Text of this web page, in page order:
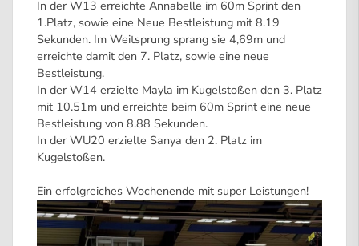
In der W13 erreichte Annabelle im 60m Sprint den
1.Platz, sowie eine Neue Bestleistung mit 8.19
Sekunden. Im Weitsprung sprang sie 4,69m und
erreichte damit den 7. Platz, sowie eine neue
Bestleistung.
In der W14 erzielte Mayla im Kugelstoßen den 3. Platz
mit 10.51m und erreichte beim 60m Sprint eine neue
Bestleistung von 8.88 Sekunden.
In der WU20 erzielte Sanya den 2. Platz im
Kugelstoßen.
Ein erfolgreiches Wochenende mit super Leistungen!